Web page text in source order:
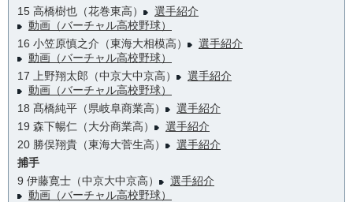
15 高橋樹也（花巻東高）
選手紹介
動画（バーチャル高校野球）
16 小笠原慎之介（東海大相模高）
選手紹介
動画（バーチャル高校野球）
17 上野翔太郎（中京大中京高）
選手紹介
動画（バーチャル高校野球）
18 髙橋純平（県岐阜商業高）
選手紹介
19 森下暢仁（大分商業高）
選手紹介
20 勝俣翔貴（東海大菅生高）
選手紹介
捕手
9 伊藤寛士（中京大中京高）
選手紹介
動画（バーチャル高校野球）